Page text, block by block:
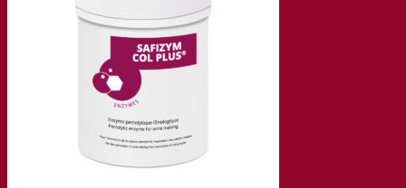
Nuestra empresa
Sobre nosotros
Expertos en fermentación
El Campus de Fermentis
Un equipo apasionado